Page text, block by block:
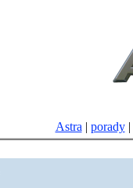
Astra | porady|